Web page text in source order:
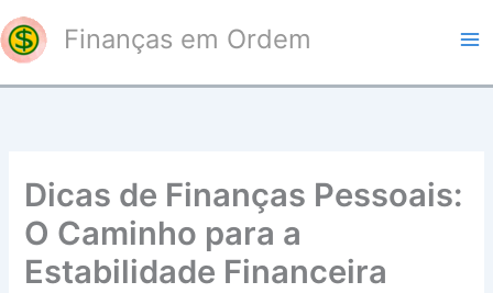
para
conteúdo
Finanças em Ordem
Dicas de Finanças Pessoais:
O Caminho para a
Estabilidade Financeira